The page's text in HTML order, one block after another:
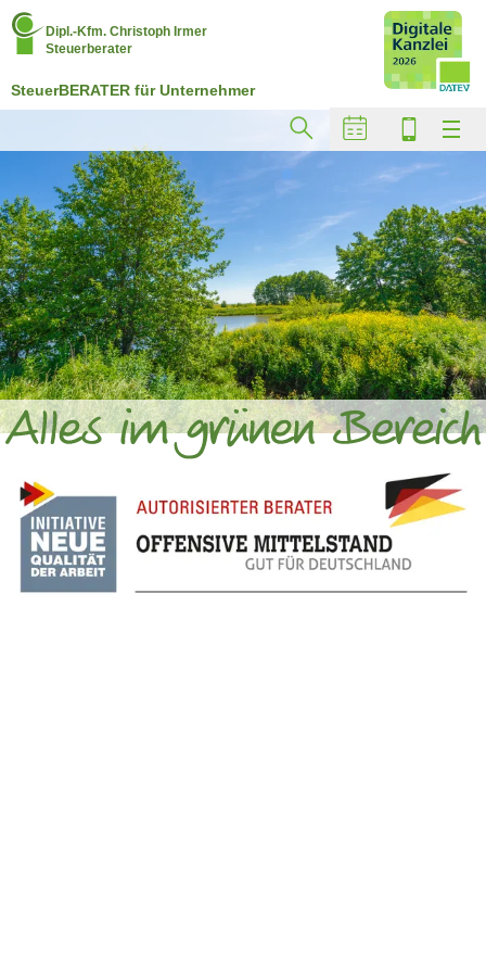
Dipl.-Kfm. Christoph Irmer
Steuerberater
SteuerBERATER für Unternehmer